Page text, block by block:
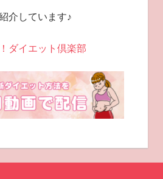
介しています♪
ダイエット倶楽部